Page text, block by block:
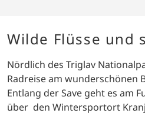
danach überwiegend
Hotels mit Frühstück.